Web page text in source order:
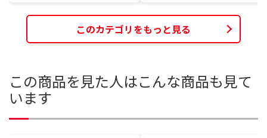
このカテゴリをもっと見る
この商品を見た人はこんな商品も見て
います